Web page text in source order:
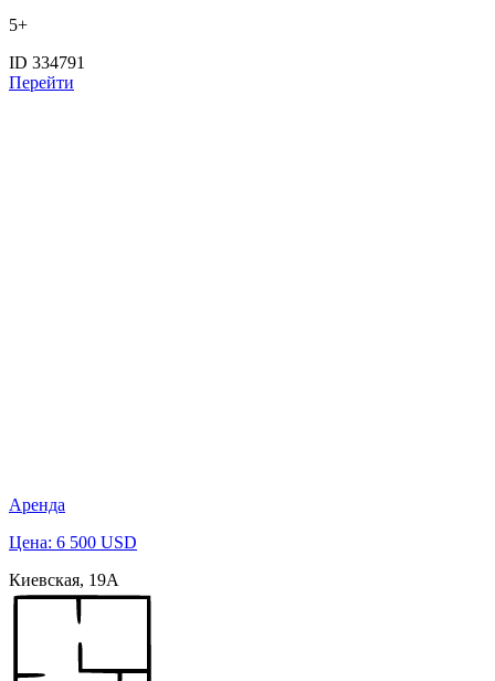
5+
ID 334791
Перейти
Аренда
Цена: 6 500 USD
Киевская, 19А